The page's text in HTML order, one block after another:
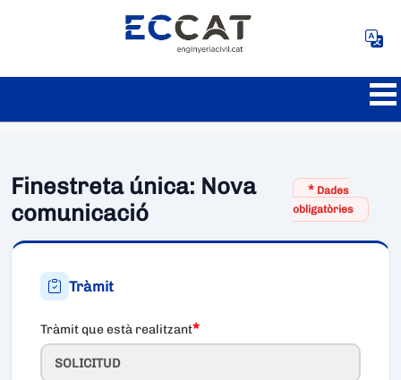
Finestreta única: Nova
comunicació
* Dades
obligatòries
Tràmit
Tràmit que està realitzant*